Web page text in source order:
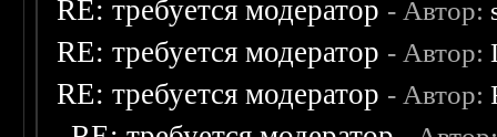
RE: требуется модератор - Автор:
RE: требуется модератор - Автор:
RE: требуется модератор - Автор: